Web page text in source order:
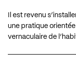
Il est revenu
une pratique
vernaculaire de